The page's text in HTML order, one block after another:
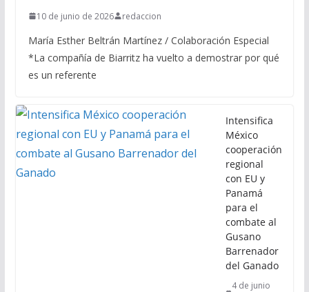
10 de junio de 2026 redaccion
María Esther Beltrán Martínez / Colaboración Especial
*La compañía de Biarritz ha vuelto a demostrar por qué
es un referente
Intensifica
México
cooperación
regional
con EU y
Panamá
para el
combate al
Gusano
Barrenador
del Ganado
4 de junio